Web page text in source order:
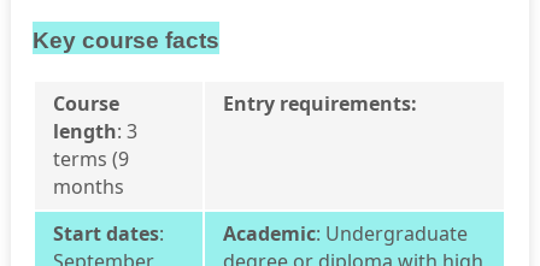
Key course facts
Course
length: 3
terms (9
months
Entry requirements:
Start dates:
September,
Academic: Undergraduate
degree or diploma with high